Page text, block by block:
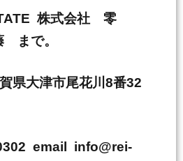
株式会社 零
で。
県大津市尾花川8番32
email info@rei-